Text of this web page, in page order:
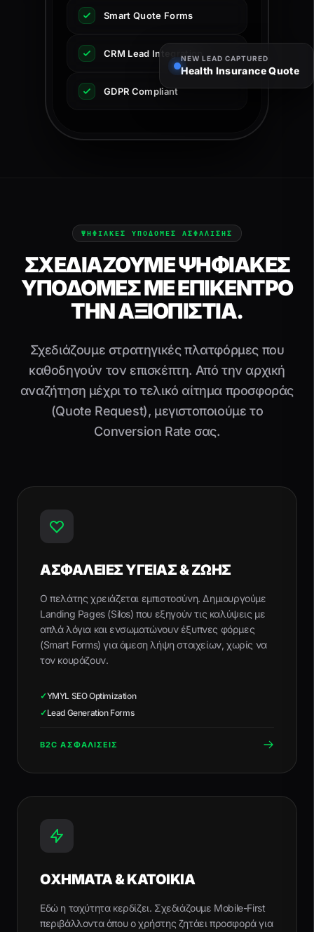
Smart Quote Forms
CRM Lead Integration
GDPR Compliant
NEW LEAD CAPTURED
Health Insurance Quote
ΨΗΦΙΑΚΕΣ ΥΠΟΔΟΜΕΣ ΑΣΦΑΛΙΣΗΣ
ΣΧΕΔΙΆΖΟΥΜΕ ΨΗΦΙΑΚΈΣ
ΥΠΟΔΟΜΈΣ ΜΕ ΕΠΊΚΕΝΤΡΟ
ΤΗΝ ΑΞΙΟΠΙΣΤΊΑ.
Σχεδιάζουμε στρατηγικές πλατφόρμες που
καθοδηγούν τον επισκέπτη. Από την αρχική
αναζήτηση μέχρι το τελικό αίτημα προσφοράς
(Quote Request), μεγιστοποιούμε το
Conversion Rate σας.
ΑΣΦΑΛΕΙΕΣ ΥΓΕΙΑΣ & ΖΩΗΣ
Ο πελάτης χρειάζεται εμπιστοσύνη. Δημιουργούμε
Landing Pages (Silos) που εξηγούν τις καλύψεις με
απλά λόγια και ενσωματώνουν έξυπνες φόρμες
(Smart Forms) για άμεση λήψη στοιχείων, χωρίς να
τον κουράζουν.
✓YMYL SEO Optimization
✓Lead Generation Forms
B2C ΑΣΦΑΛΙΣΕΙΣ
ΟΧΗΜΑΤΑ & ΚΑΤΟΙΚΙΑ
Εδώ η ταχύτητα κερδίζει. Σχεδιάζουμε Mobile-First
περιβάλλοντα όπου ο χρήστης ζητάει προσφορά για